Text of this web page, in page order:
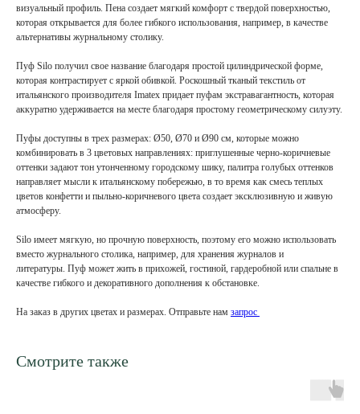
визуальный профиль. Пена создает мягкий комфорт с твердой поверхностью,
которая открывается для более гибкого использования, например, в качестве
альтернативы журнальному столику.
Пуф Silo получил свое название благодаря простой цилиндрической форме,
которая контрастирует с яркой обивкой. Роскошный тканый текстиль от
итальянского производителя Imatex придает пуфам экстравагантность, которая
аккуратно удерживается на месте благодаря простому геометрическому силуэту.
Пуфы доступны в трех размерах: Ø50, Ø70 и Ø90 см, которые можно
комбинировать в 3 цветовых направлениях: приглушенные черно-коричневые
оттенки задают тон утонченному городскому шику, палитра голубых оттенков
направляет мысли к итальянскому побережью, в то время как смесь теплых
цветов конфетти и пыльно-коричневого цвета создает эксклюзивную и живую
атмосферу.
Silo имеет мягкую, но прочную поверхность, поэтому его можно использовать
вместо журнального столика, например, для хранения журналов и
литературы. Пуф может жить в прихожей, гостиной, гардеробной или спальне в
качестве гибкого и декоративного дополнения к обстановке.
На заказ в других цветах и размерах. Отправьте нам запрос
Смотрите также